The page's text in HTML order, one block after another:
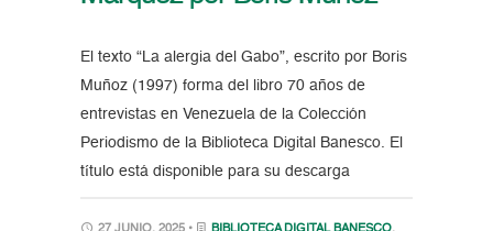
El texto “La alergia del Gabo”, escrito por Boris
Muñoz (1997) forma del libro 70 años de
entrevistas en Venezuela de la Colección
Periodismo de la Biblioteca Digital Banesco. El
título está disponible para su descarga